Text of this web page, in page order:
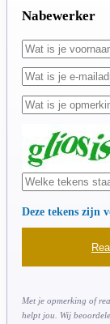
Nabewerker
Deze tekens zijn
Met je opmerking of
helpt jou. Wij